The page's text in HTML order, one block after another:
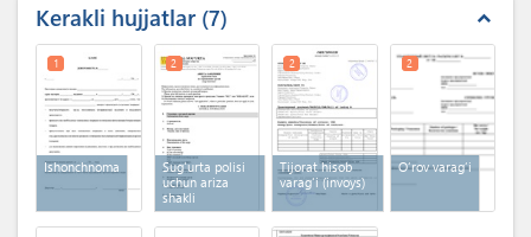
Kerakli hujjatlar 7 expand_less
Ishonchnoma
1
Sug'urta polisi
uchun ariza
shakli
2
Tijorat hisob
varag'i (invoys)
2
O‘rov varag‘i
2